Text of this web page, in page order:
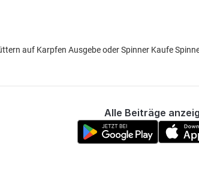
auf Karpfen Ausgebe oder Spinner Kaufe
Alle Beiträge